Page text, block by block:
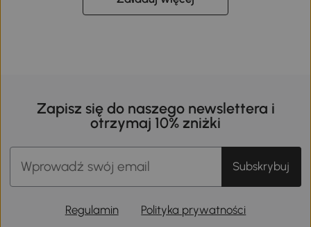
Zapisz się do naszego newslettera i
otrzymaj 10% zniżki
Subskrybuj
Regulamin Polityka prywatności